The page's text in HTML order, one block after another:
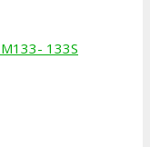
133S